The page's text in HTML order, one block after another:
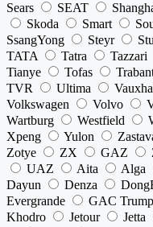
Sears
SEAT
Skoda
Smart
SsangYong
Steyr
TATA
Tatra Tazzari
Tianye
Tofas
TVR
Ultima
Volkswagen
Volvo
Wartburg
Westfield
Xpeng
Yulon
Zotye
ZX GAZ
UAZ
Aita Alga
Dayun
Denza
Evergrande
GAC
Khodro
Jetour Jetta